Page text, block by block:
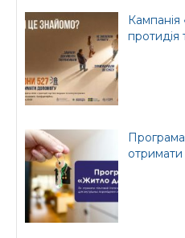
Кампанія
протидія
отримати